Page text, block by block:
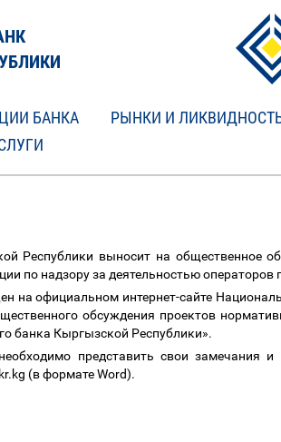
БАНКА РЫНКИ И
Республики выносит на общественное
по надзору за деятельностью
на официальном интернет-сайте
обсуждения проектов
банка Кыргызской Республики».
представить свои замечания
(в формате Word).